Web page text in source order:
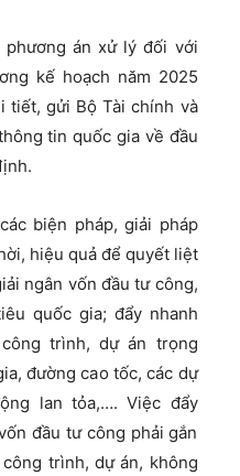
án xử lý đối với
kế hoạch năm 2025
tiết, gửi Bộ Tài chính và
tin quốc gia về đầu
biện pháp, giải pháp
hiệu quả để quyết liệt
ngân vốn đầu tư công,
quốc gia; đẩy nhanh
trình, dự án trọng
đường cao tốc, các dự
lan tỏa,…. Việc đẩy
đầu tư công phải gắn
trình, dự án, không